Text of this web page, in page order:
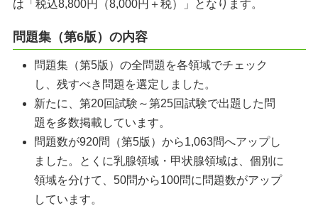
教育・研究
認定資格
各種手続き
は「税込8,800円（8,000円＋税）」となります。
問題集（第6版）の内容
問題集（第5版）の全問題を各領域でチェック
し、残すべき問題を選定しました。
新たに、第20回試験～第25回試験で出題した問
題を多数掲載しています。
問題数が920問（第5版）から1,063問へアップし
ました。とくに乳腺領域・甲状腺領域は、個別に
領域を分けて、50問から100問に問題数がアップ
しています。